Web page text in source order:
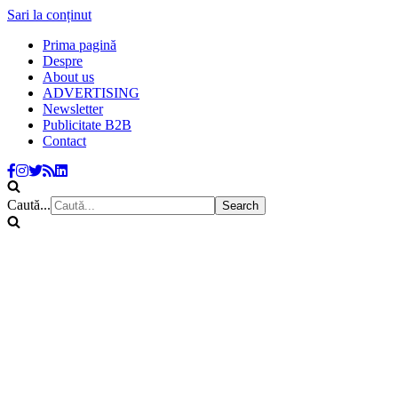
Sari la conținut
Prima pagină
Despre
About us
ADVERTISING
Newsletter
Publicitate B2B
Contact
Caută...